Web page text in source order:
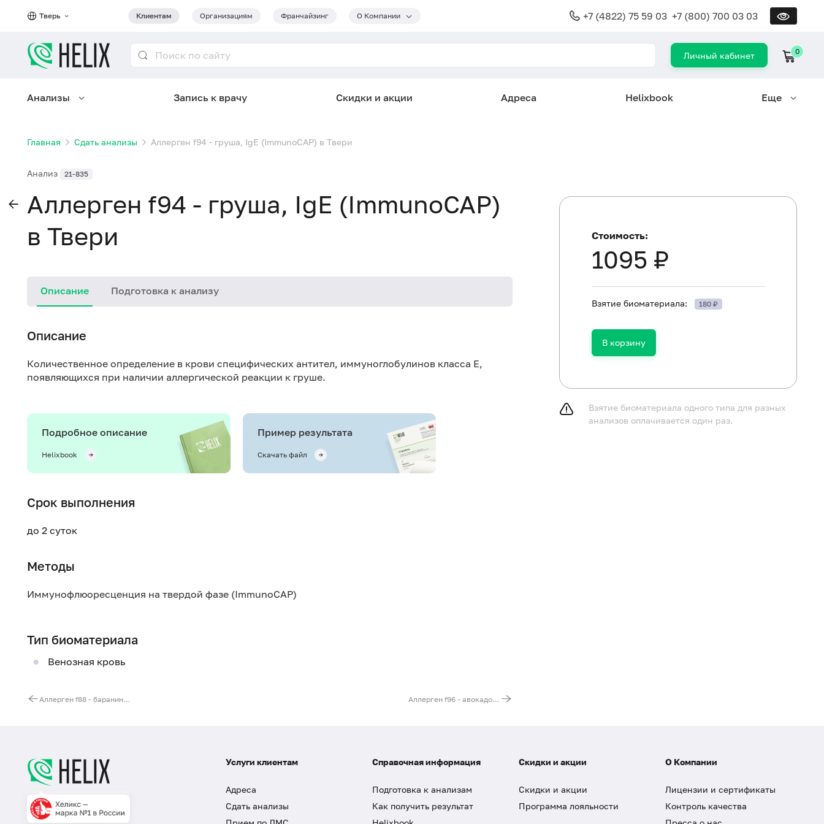
Тверь Клиентам Организациям Франчайзинг О Компании +7 (4822) 75 59 03 +7 (800) 700 03 03
Личный кабинет 0
Анализы Запись к врачу Скидки и акции Адреса Helixbook Еще
Главная Сдать анализы Аллерген f94 - груша, IgE (ImmunoCAP) в Твери
Анализ 21-835
Аллерген f94 - груша, IgE (ImmunoCAP)
в Твери
Описание Подготовка к анализу
Описание
Количественное определение в крови специфических антител, иммуноглобулинов класса E,
появляющихся при наличии аллергической реакции к груше.
Подробное описание
Helixbook
Пример результата
Скачать файл
Срок выполнения
до 2 суток
Методы
Иммунофлюоресценция на твердой фазе (ImmunoCAP)
Тип биоматериала
Венозная кровь
Аллерген f88 - баранина, IgE (ImmunoCAP) Аллерген f96 - авокадо (Persea americana), IgE (ImmunoCAP)
Не курить в течение 30 минут до исследования.
Стоимость:
1095 ₽
Взятие биоматериала: 180 ₽
В корзину
Взятие биоматериала одного типа для разных
анализов оплачивается один раз.
Услуги клиентам
Адреса
Сдать анализы
Справочная информация
Подготовка к анализам
Как получить результат
Скидки и акции
Скидки и акции
Программа лояльности
О Компании
Лицензии и сертификаты
Контроль качества